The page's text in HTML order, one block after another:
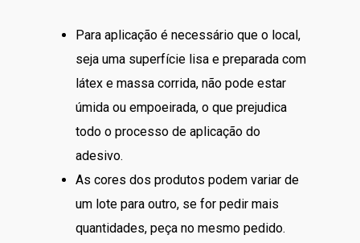
Para aplicação é necessário que o local,
seja uma superfície lisa e preparada com
látex e massa corrida, não pode estar
úmida ou empoeirada, o que prejudica
todo o processo de aplicação do
adesivo.
As cores dos produtos podem variar de
um lote para outro, se for pedir mais
quantidades, peça no mesmo pedido.